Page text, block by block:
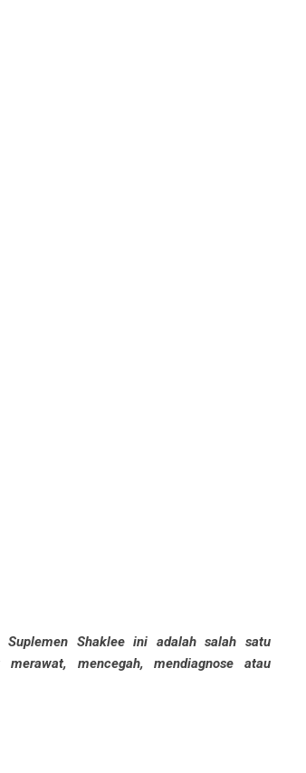
Suplemen Shaklee ini adalah salah satu
mencegah, mendiagnose atau